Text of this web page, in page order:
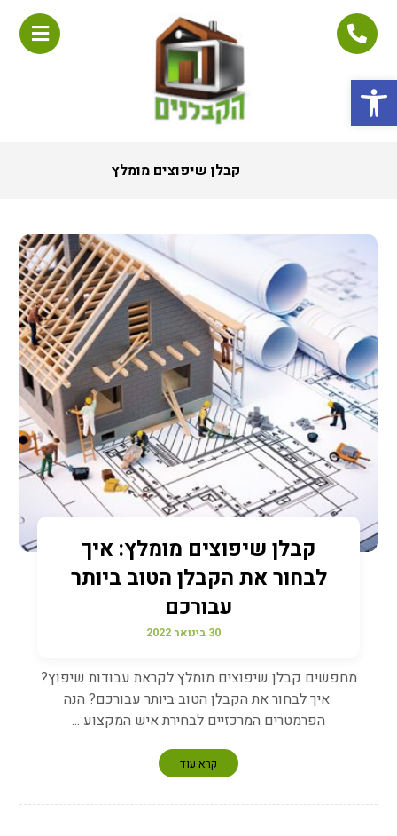
פתח סרגל נגישות
קבלן שיפוצים מומלץ
קבלן שיפוצים מומלץ: איך
לבחור את הקבלן הטוב ביותר
עבורכם
30 בינואר 2022
מחפשים קבלן שיפוצים מומלץ לקראת עבודות שיפוץ?
איך לבחור את הקבלן הטוב ביותר עבורכם? הנה
הפרמטרים המרכזיים לבחירת איש המקצוע ...
קרא עוד